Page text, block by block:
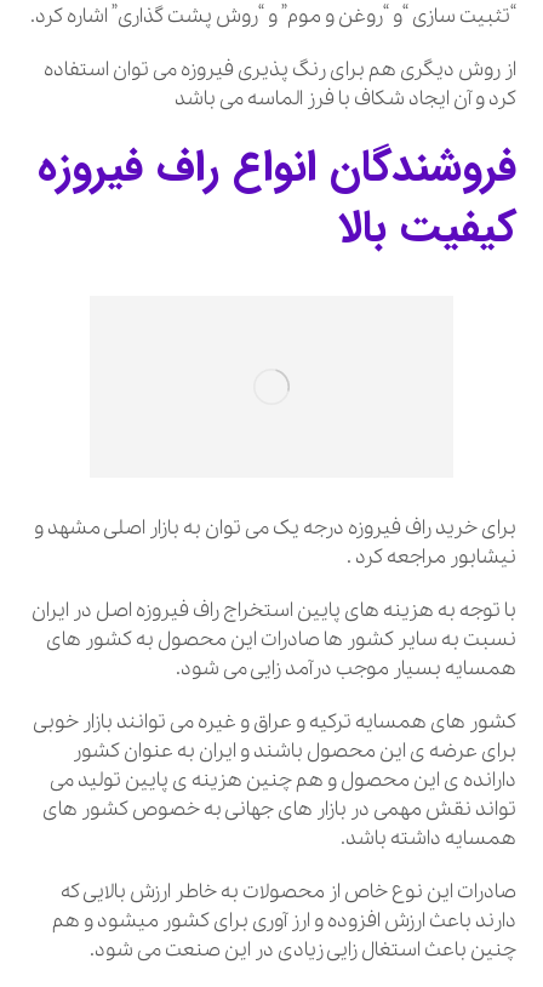
“تثبیت سازی “و “روغن و موم” و “روش پشت گذاری” اشاره کرد.
از روش دیگری هم برای رنگ پذیری فیروزه می توان استفاده
کرد و آن ایجاد شکاف با فرز الماسه می باشد
فروشندگان انواع راف فیروزه
کیفیت بالا
برای خرید راف فیروزه درجه یک می توان به بازار اصلی مشهد و
نیشابور مراجعه کرد .
با توجه به هزینه های پایین استخراج راف فیروزه اصل در ایران
نسبت به سایر کشور ها صادرات این محصول به کشور های
همسایه بسیار موجب درآمد زایی می شود.
کشور های همسایه ترکیه و عراق و غیره می توانند بازار خوبی
برای عرضه ی این محصول باشند و ایران به عنوان کشور
دارانده ی این محصول و هم چنین هزینه ی پایین تولید می
تواند نقش مهمی در بازار های جهانی به خصوص کشور های
همسایه داشته باشد.
صادرات این نوع خاص از محصولات به خاطر ارزش بالایی که
دارند باعث ارزش افزوده و ارز آوری برای کشور میشود و هم
چنین باعث استغال زایی زیادی در این صنعت می شود.